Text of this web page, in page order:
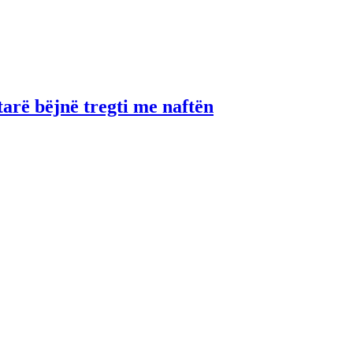
bëjnë tregti me naftën